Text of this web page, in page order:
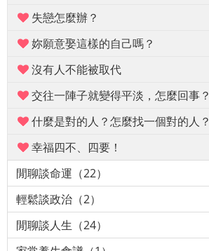
失戀怎麼辦？
妳願意娶這樣的自己嗎？
沒有人不能被取代
交往一陣子就變得平淡，怎麼回事？
什麼是對的人？怎麼找一個對的人？
幸福四不、四要！
閒聊談命運（22）
輕鬆談政治（2）
閒聊談人生（24）